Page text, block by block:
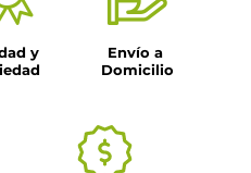
y
Envío a
Domicilio